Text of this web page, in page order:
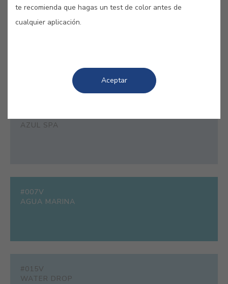
COLORES RELACIONADOS
una atmósfera de evasión y frescura.
AZUL SPA
#007V
AGUA MARINA
#015V
WATER DROP
te recomienda que hagas un test de color antes de
cualquier aplicación.
Aceptar